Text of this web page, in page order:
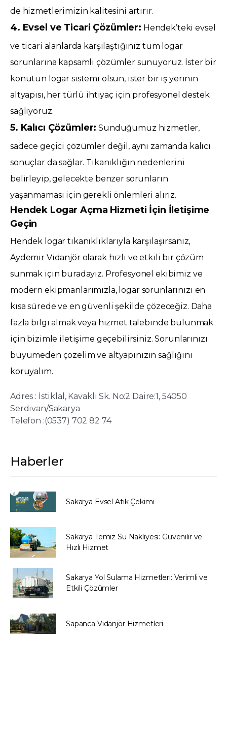
de hizmetlerimizin kalitesini artırır.
4. Evsel ve Ticari Çözümler: Hendek’teki evsel
ve ticari alanlarda karşılaştığınız tüm logar
sorunlarına kapsamlı çözümler sunuyoruz. İster bir
konutun logar sistemi olsun, ister bir iş yerinin
altyapısı, her türlü ihtiyaç için profesyonel destek
sağlıyoruz.
5. Kalıcı Çözümler: Sunduğumuz hizmetler,
sadece geçici çözümler değil, aynı zamanda kalıcı
sonuçlar da sağlar. Tıkanıklığın nedenlerini
belirleyip, gelecekte benzer sorunların
yaşanmaması için gerekli önlemleri alırız.
Hendek Logar Açma Hizmeti İçin İletişime
Geçin
Hendek logar tıkanıklıklarıyla karşılaşırsanız,
Aydemir Vidanjör olarak hızlı ve etkili bir çözüm
sunmak için buradayız. Profesyonel ekibimiz ve
modern ekipmanlarımızla, logar sorunlarınızı en
kısa sürede ve en güvenli şekilde çözeceğiz. Daha
fazla bilgi almak veya hizmet talebinde bulunmak
için bizimle iletişime geçebilirsiniz. Sorunlarınızı
büyümeden çözelim ve altyapınızın sağlığını
koruyalım.
Adres : İstiklal, Kavaklı Sk. No:2 Daire:1, 54050
Serdivan/Sakarya
Telefon :(0537) 702 82 74
Haberler
Sakarya Evsel Atık Çekimi
Sakarya Temiz Su Nakliyesi: Güvenilir ve
Hızlı Hizmet
Sakarya Yol Sulama Hizmetleri: Verimli ve
Etkili Çözümler
Sapanca Vidanjör Hizmetleri